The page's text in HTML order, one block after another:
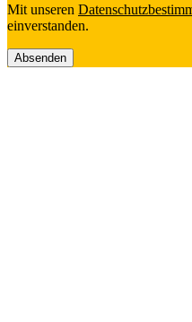
Mit unseren
einverstanden.